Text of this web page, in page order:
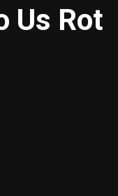
Us Rot